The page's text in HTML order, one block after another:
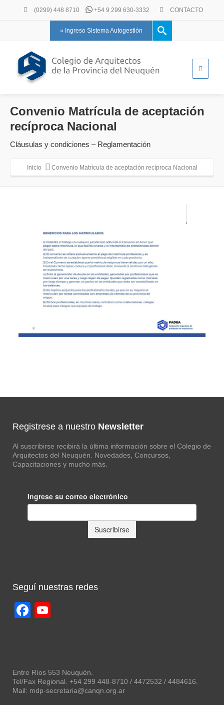
(0299) 448 8710 +54 9 299 630-3332 CONTACTO
» Ingreso Sistema Autogestión
Convenio Matrícula de aceptación
recíproca Nacional
Cláusulas y condiciones – Reglamentación
Inicio Convenio Matrícula de aceptación recíproca Nacional
Registrese a nuestro Newsletter
Al suscribirse recibirá la última información sobre el Colegio de
Arquitectos del Neuquén. Novedades, Concursos,
Capacitaciones y mucho más.
Seguí nuestras redes
Facebook
Entre Ríos 553 Neuquén.
Tel/Fax Regional. +54 299 448-8710 / 4472532 / 4484616.
Mail: mdp-secretaria@canqn.org.ar